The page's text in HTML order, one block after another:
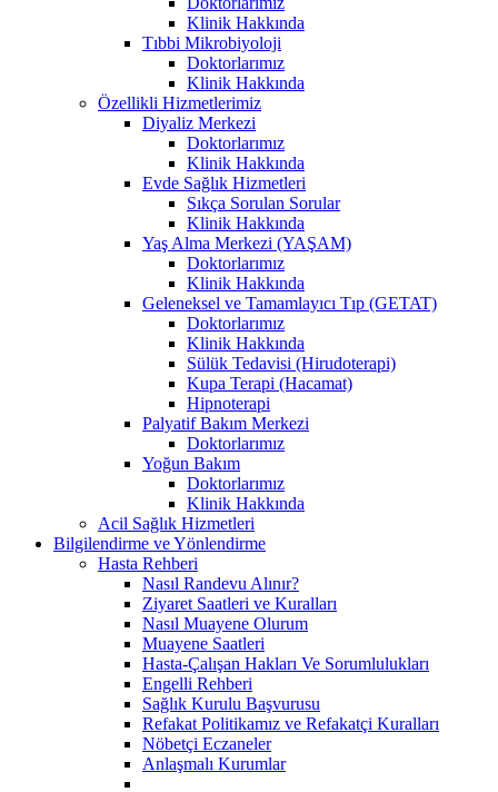
Klinik Hakkında
Tıbbi Mikrobiyoloji
Doktorlarımız
Klinik Hakkında
Özellikli Hizmetlerimiz
Diyaliz Merkezi
Doktorlarımız
Klinik Hakkında
Evde Sağlık Hizmetleri
Sıkça Sorulan Sorular
Klinik Hakkında
Yaş Alma Merkezi (YAŞAM)
Doktorlarımız
Klinik Hakkında
Geleneksel ve Tamamlayıcı Tıp (GETAT)
Doktorlarımız
Klinik Hakkında
Sülük Tedavisi (Hirudoterapi)
Kupa Terapi (Hacamat)
Hipnoterapi
Palyatif Bakım Merkezi
Doktorlarımız
Yoğun Bakım
Doktorlarımız
Klinik Hakkında
Acil Sağlık Hizmetleri
Bilgilendirme ve Yönlendirme
Hasta Rehberi
Nasıl Randevu Alınır?
Ziyaret Saatleri ve Kuralları
Nasıl Muayene Olurum
Muayene Saatleri
Hasta-Çalışan Hakları Ve Sorumlulukları
Engelli Rehberi
Sağlık Kurulu Başvurusu
Refakat Politikamız ve Refakatçi Kuralları
Nöbetçi Eczaneler
Anlaşmalı Kurumlar